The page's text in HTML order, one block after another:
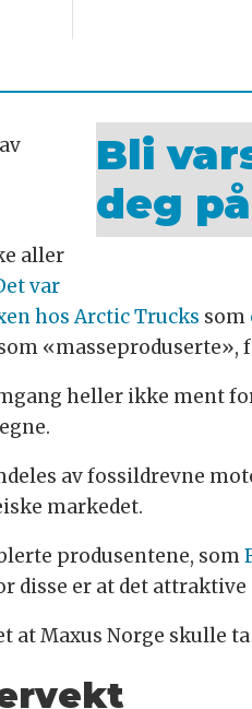
Bli
deg
aller
var
hos Arctic Trucks som
heller ikke ment
av fossildrevne
markedet.
produsentene, som
disse er at det
at Maxus Norge skulle